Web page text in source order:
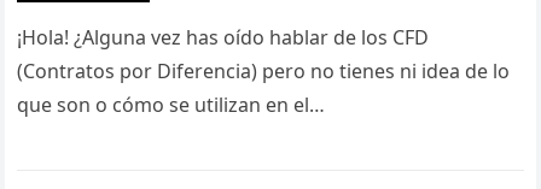
¡Hola! ¿Alguna vez has oído hablar de los CFD
(Contratos por Diferencia) pero no tienes ni idea de lo
que son o cómo se utilizan en el…